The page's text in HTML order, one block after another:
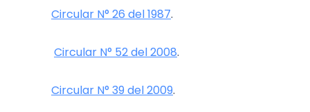
Circular N° 26 del 1987.
Circular N° 52 del 2008.
Circular N° 39 del 2009.